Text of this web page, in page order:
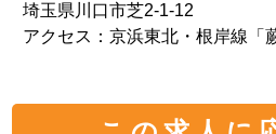
埼玉県川口市芝2-1-12
アクセス：京浜東北・根岸線「